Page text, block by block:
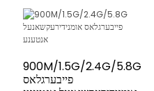
900M/1.5G/2.4G/5.8G
פייבערגלאס